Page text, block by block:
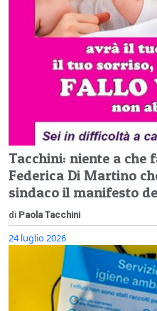
Tacchini: niente a che
Federica Di Martino
sindaco il manifesto
di Paola Tacchini
24 luglio 2026